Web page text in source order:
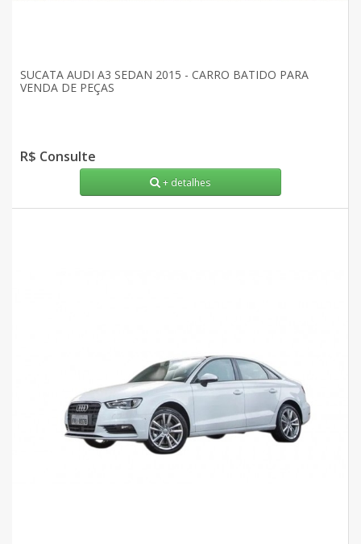
SUCATA AUDI A3 SEDAN 2015 - CARRO BATIDO PARA
VENDA DE PEÇAS
R$ Consulte
+ detalhes